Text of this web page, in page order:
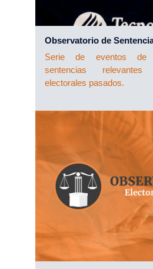
Observatorio de
Serie de eventos de
sentencias
electorales pasados.